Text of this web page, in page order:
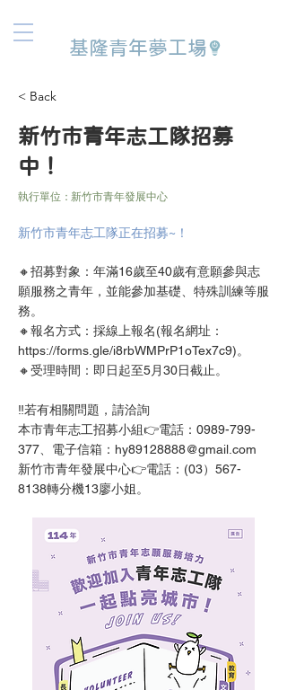
基隆青年夢工場
< Back
新竹市青年志工隊招募
中！
執行單位： 新竹市青年發展中心
新竹市青年志工隊正在招募~！
🔸招募對象：年滿16歲至40歲有意願參與志
願服務之青年，並能參加基礎、特殊訓練等服
務。
🔸報名方式：採線上報名(報名網址：
https://forms.gle/i8rbWMPrP1oTex7c9)。
🔸受理時間：即日起至5月30日截止。
‼️若有相關問題，請洽詢
本市青年志工招募小組👉電話：0989-799-
377、電子信箱： hy89128888@gmail.com
新竹市青年發展中心👉電話：(03）567-
8138轉分機13廖小姐。